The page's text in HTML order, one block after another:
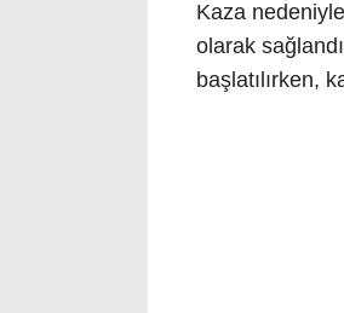
Kaza
olarak
başlatılırken,